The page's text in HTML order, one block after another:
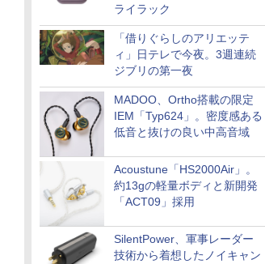
ライラック
「借りぐらしのアリエッテ
ィ」日テレで今夜。3週連続
ジブリの第一夜
MADOO、Ortho搭載の限定
IEM「Typ624」。密度感ある
低音と抜けの良い中高音域
Acoustune「HS2000Air」。
約13gの軽量ボディと新開発
「ACT09」採用
SilentPower、軍事レーダー
技術から着想したノイキャン